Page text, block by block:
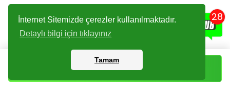
İnternet Sitemizde çerezler kullanılmaktadır.
Detaylı bilgi için tıklayınız
Tamam
Sepete Ekle
28